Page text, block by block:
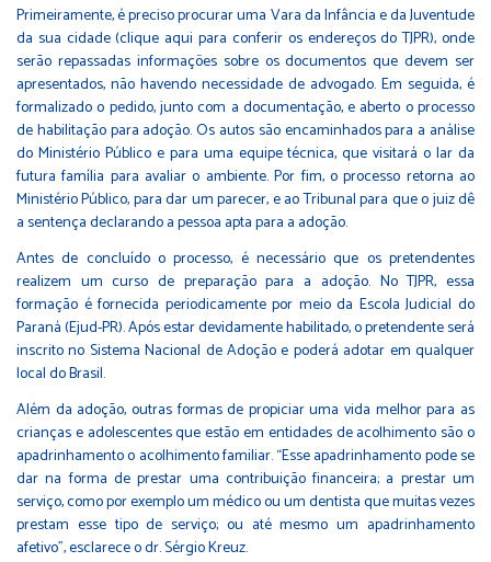
Primeiramente, é preciso procurar uma Vara da Infância e da Juventude
da sua cidade (clique aqui para conferir os endereços do TJPR), onde
serão repassadas informações sobre os documentos que devem ser
apresentados, não havendo necessidade de advogado. Em seguida, é
formalizado o pedido, junto com a documentação, e aberto o processo
de habilitação para adoção. Os autos são encaminhados para a análise
do Ministério Público e para uma equipe técnica, que visitará o lar da
futura família para avaliar o ambiente. Por fim, o processo retorna ao
Ministério Público, para dar um parecer, e ao Tribunal para que o juiz dê
a sentença declarando a pessoa apta para a adoção.
Antes de concluído o processo, é necessário que os pretendentes
realizem um curso de preparação para a adoção. No TJPR, essa
formação é fornecida periodicamente por meio da Escola Judicial do
Paraná (Ejud-PR). Após estar devidamente habilitado, o pretendente será
inscrito no Sistema Nacional de Adoção e poderá adotar em qualquer
local do Brasil.
Além da adoção, outras formas de propiciar uma vida melhor para as
crianças e adolescentes que estão em entidades de acolhimento são o
apadrinhamento o acolhimento familiar. “Esse apadrinhamento pode se
dar na forma de prestar uma contribuição financeira; a prestar um
serviço, como por exemplo um médico ou um dentista que muitas vezes
prestam esse tipo de serviço; ou até mesmo um apadrinhamento
afetivo”, esclarece o dr. Sérgio Kreuz.